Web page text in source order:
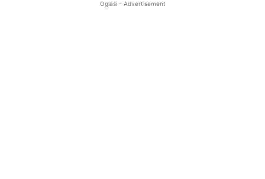
Oglasi - Advertisement